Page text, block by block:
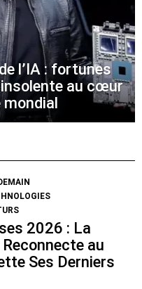
l’IA : fortunes
au cœur
2026 : La
Reconnecte au
Ses Derniers